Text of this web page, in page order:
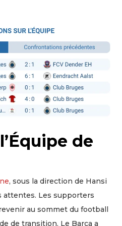
de
, sous la direction de Hansi
attentes. Les supporters
au sommet du football
de transition. Le Barça a